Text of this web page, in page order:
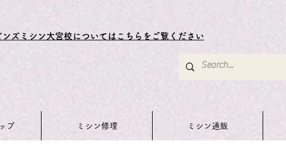
ズミシン大宮校についてはこちらをご覧ください
プ ミシン修理 ミシン通販